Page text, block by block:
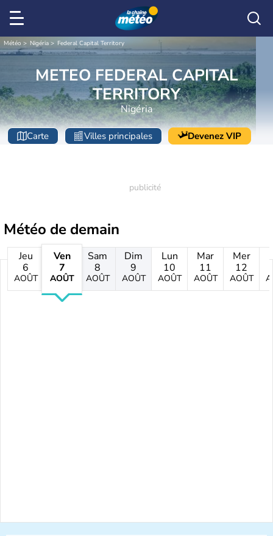
Météo Nigéria Federal Capital Territory
METEO FEDERAL CAPITAL
TERRITORY
Nigéria
Carte Villes principales Devenez VIP
Météo de demain
Jeu
6
AOÛT
Ven
7
AOÛT
Sam
8
AOÛT
Dim
9
AOÛT
Lun
10
AOÛT
Mar
11
AOÛT
Mer
12
AOÛT